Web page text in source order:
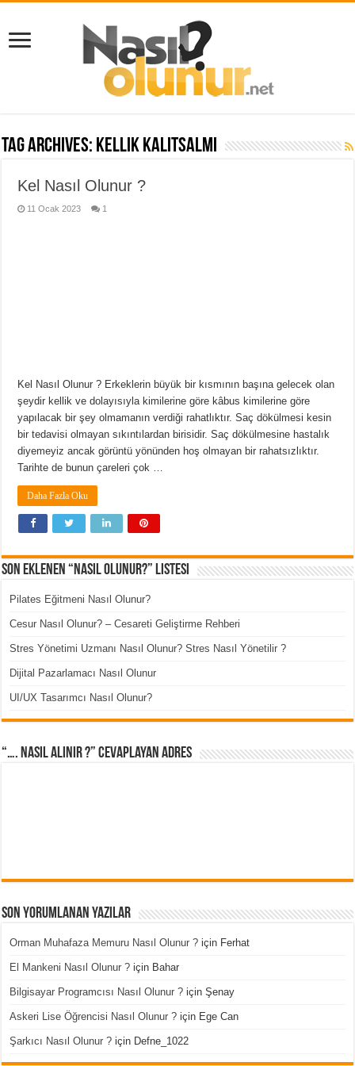
Tag Archives: kellik kalıtsalmı
Kel Nasıl Olunur ?
11 Ocak 2023 1
Kel Nasıl Olunur ? Erkeklerin büyük bir kısmının başına gelecek olan
şeydir kellik ve dolayısıyla kimilerine göre kâbus kimilerine göre
yapılacak bir şey olmamanın verdiği rahatlıktır. Saç dökülmesi kesin
bir tedavisi olmayan sıkıntılardan birisidir. Saç dökülmesine hastalık
diyemeyiz ancak görüntü yönünden hoş olmayan bir rahatsızlıktır.
Tarihte de bunun çareleri çok …
Daha Fazla Oku
Son Eklenen “Nasıl Olunur?” Listesi
Pilates Eğitmeni Nasıl Olunur?
Cesur Nasıl Olunur? – Cesareti Geliştirme Rehberi
Stres Yönetimi Uzmanı Nasıl Olunur? Stres Nasıl Yönetilir ?
Dijital Pazarlamacı Nasıl Olunur
UI/UX Tasarımcı Nasıl Olunur?
“…. Nasıl Alınır ?” cevaplayan adres
Son Yorumlanan Yazılar
Orman Muhafaza Memuru Nasıl Olunur ? için Ferhat
El Mankeni Nasıl Olunur ? için Bahar
Bilgisayar Programcısı Nasıl Olunur ? içinŞenay
Askeri Lise Öğrencisi Nasıl Olunur ? için Ege Can
Şarkıcı Nasıl Olunur ? için Defne_1022